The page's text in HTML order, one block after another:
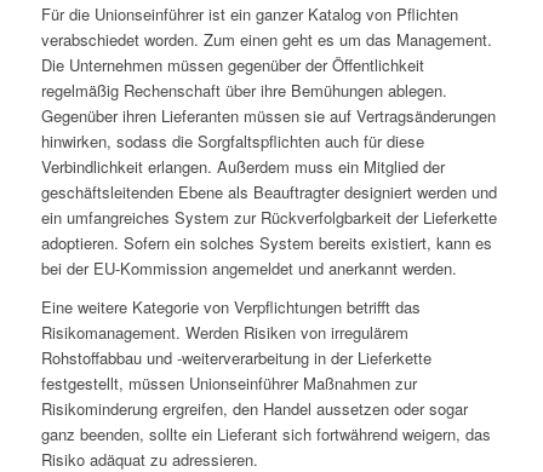
Für die Unionseinführer ist ein ganzer Katalog von Pflichten
verabschiedet worden. Zum einen geht es um das Management.
Die Unternehmen müssen gegenüber der Öffentlichkeit
regelmäßig Rechenschaft über ihre Bemühungen ablegen.
Gegenüber ihren Lieferanten müssen sie auf Vertragsänderungen
hinwirken, sodass die Sorgfaltspflichten auch für diese
Verbindlichkeit erlangen. Außerdem muss ein Mitglied der
geschäftsleitenden Ebene als Beauftragter designiert werden und
ein umfangreiches System zur Rückverfolgbarkeit der Lieferkette
adoptieren. Sofern ein solches System bereits existiert, kann es
bei der EU-Kommission angemeldet und anerkannt werden.
Eine weitere Kategorie von Verpflichtungen betrifft das
Risikomanagement. Werden Risiken von irregulärem
Rohstoffabbau und -weiterverarbeitung in der Lieferkette
festgestellt, müssen Unionseinführer Maßnahmen zur
Risikominderung ergreifen, den Handel aussetzen oder sogar
ganz beenden, sollte ein Lieferant sich fortwährend weigern, das
Risiko adäquat zu adressieren.